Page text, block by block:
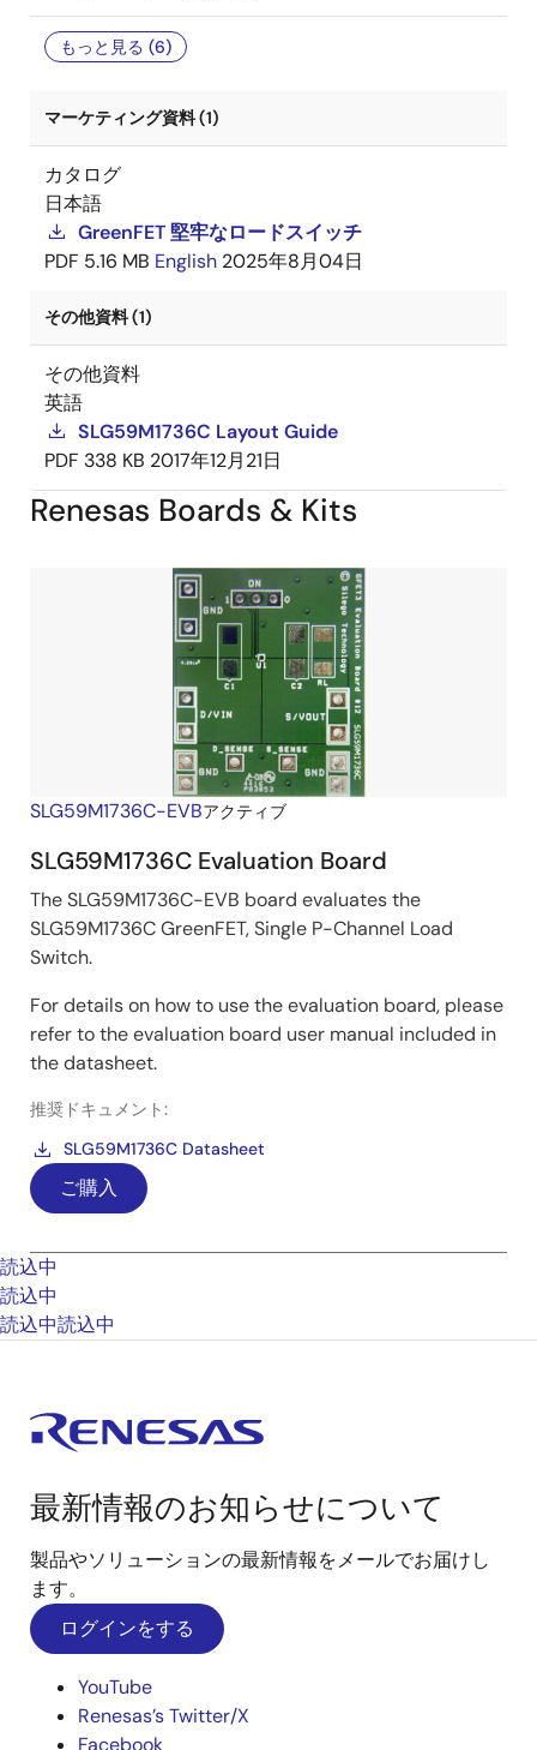
もっと見る (6)
マーケティング資料 (1)
カタログ
日本語
GreenFET 堅牢なロードスイッチ
PDF 5.16 MB English 2025年8月04日
その他資料 (1)
その他資料
英語
SLG59M1736C Layout Guide
PDF 338 KB 2017年12月21日
Renesas Boards & Kits
SLG59M1736C-EVBアクティブ
SLG59M1736C Evaluation Board
The SLG59M1736C-EVB board evaluates the
SLG59M1736C GreenFET, Single P-Channel Load
Switch.
For details on how to use the evaluation board, please
refer to the evaluation board user manual included in
the datasheet.
推奨ドキュメント:
SLG59M1736C Datasheet
ご購入
読込中
読込中
読込中読込中
最新情報のお知らせについて
製品やソリューションの最新情報をメールでお届けし
ます。
ログインをする
YouTube
Renesas’s Twitter/X
Facebook